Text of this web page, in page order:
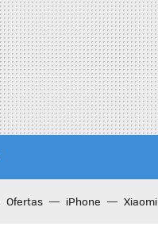
Ofertas iPhone Xiaomi